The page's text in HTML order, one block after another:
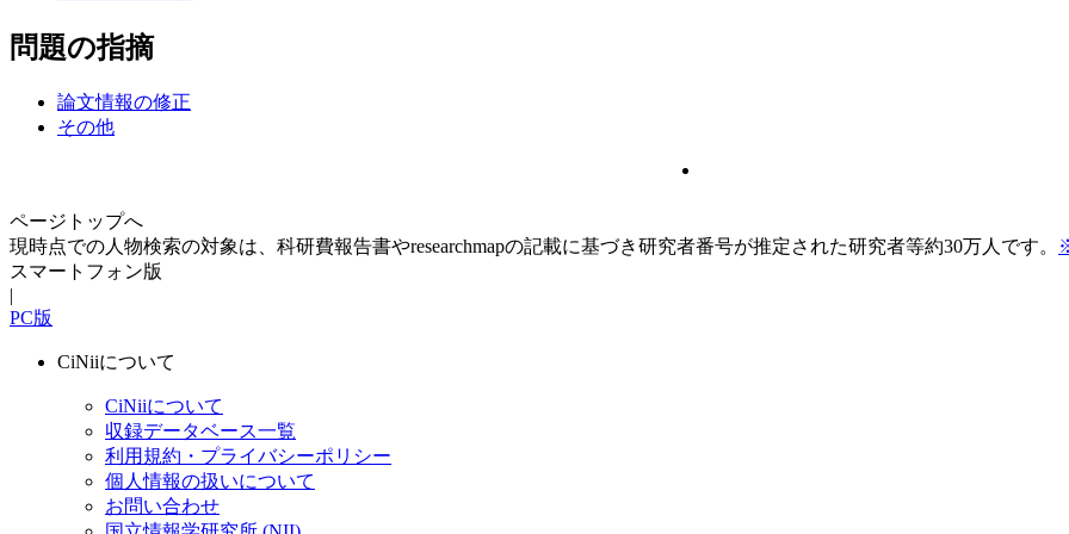
問題の指摘
論文情報の修正
その他
ページトップへ
現時点での人物検索の対象は、科研費報告書やresearchmapの記載に基づき研究者番号が推定された研究者等約30万人です。
スマートフォン版
|
PC版
CiNiiについて
CiNiiについて
収録データベース一覧
利用規約・プライバシーポリシー
個人情報の扱いについて
お問い合わせ